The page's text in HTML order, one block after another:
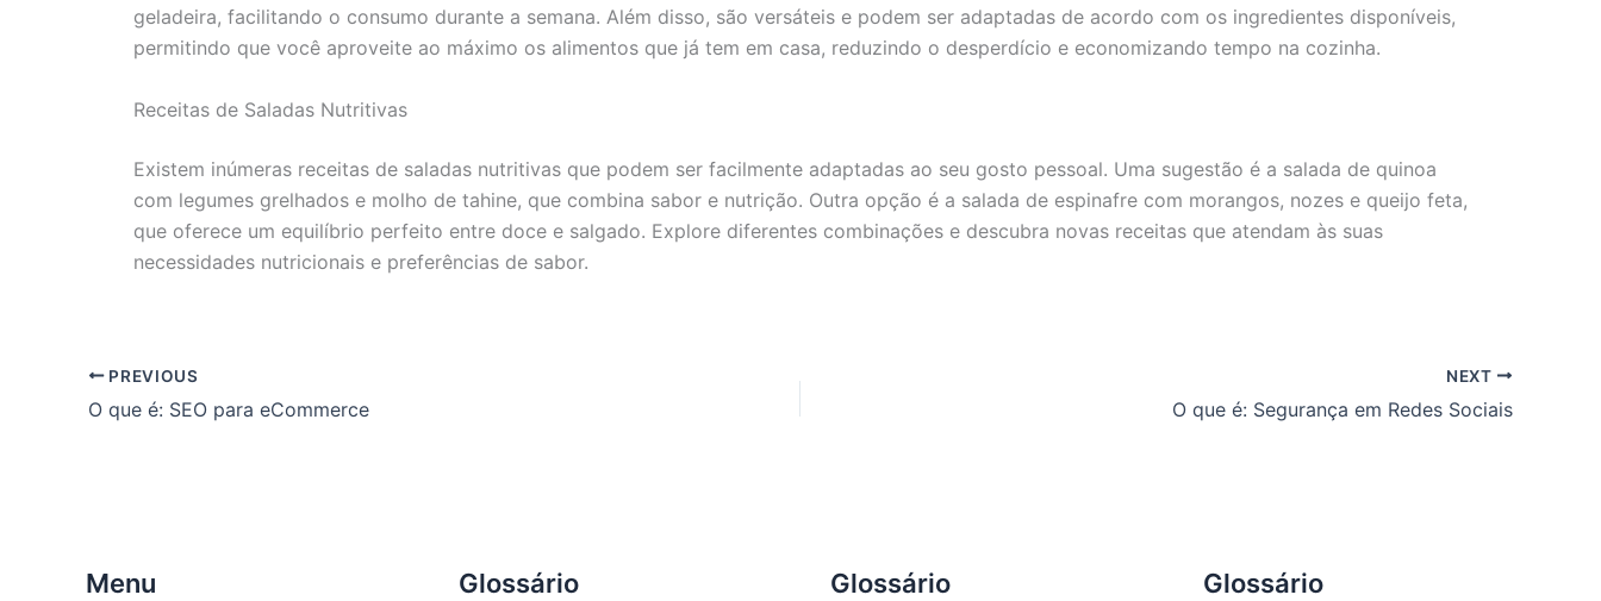
geladeira, facilitando o consumo durante a semana. Além disso, são versáteis e podem ser adaptadas de acordo com os ingredientes disponíveis,
permitindo que você aproveite ao máximo os alimentos que já tem em casa, reduzindo o desperdício e economizando tempo na cozinha.
Receitas de Saladas Nutritivas
Existem inúmeras receitas de saladas nutritivas que podem ser facilmente adaptadas ao seu gosto pessoal. Uma sugestão é a salada de quinoa
com legumes grelhados e molho de tahine, que combina sabor e nutrição. Outra opção é a salada de espinafre com morangos, nozes e queijo feta,
que oferece um equilíbrio perfeito entre doce e salgado. Explore diferentes combinações e descubra novas receitas que atendam às suas
necessidades nutricionais e preferências de sabor.
PREVIOUS
O que é: SEO para eCommerce
NEXT
O que é: Segurança em Redes Sociais
Menu Glossário Glossário Glossário